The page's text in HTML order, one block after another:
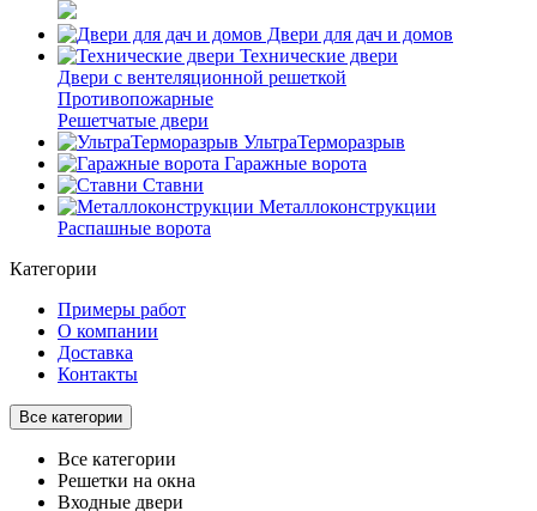
Двери для дач и домов
Технические двери
Двери с вентеляционной решеткой
Противопожарные
Решетчатые двери
УльтраТерморазрыв
Гаражные ворота
Ставни
Металлоконструкции
Распашные ворота
Категории
Примеры работ
О компании
Доставка
Контакты
Все категории
Все категории
Решетки на окна
Входные двери